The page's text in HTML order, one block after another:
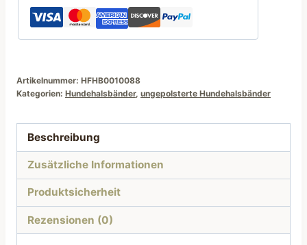
cm
weinrot
Menge
Artikelnummer: HFHB0010088
Kategorien: Hundehalsbänder, ungepolsterte Hundehalsbänder
Beschreibung
Zusätzliche Informationen
Produktsicherheit
Rezensionen (0)